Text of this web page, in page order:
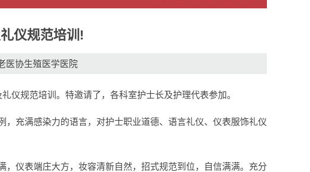
仪规范培训!
医协生殖医学医院
规范培训。特邀请了，各科室护士长及护理代表参加。
充满感染力的语言，对护士职业道德、语言礼仪、仪表服饰礼仪
仪表端庄大方，妆容清新自然，招式规范到位，自信满满。充分